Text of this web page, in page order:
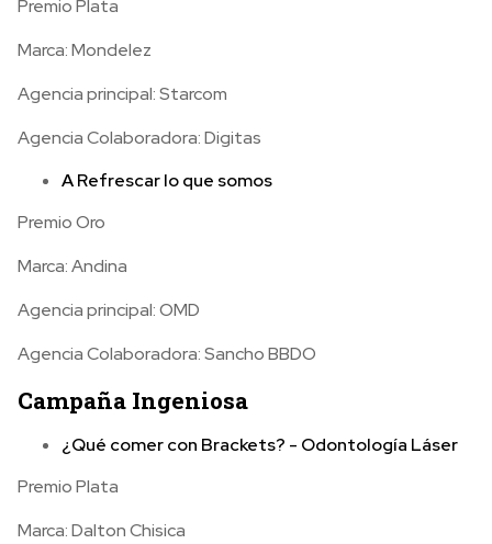
Premio Plata
Marca: Mondelez
Agencia principal: Starcom
Agencia Colaboradora: Digitas
A Refrescar lo que somos
Premio Oro
Marca: Andina
Agencia principal: OMD
Agencia Colaboradora: Sancho BBDO
Campaña Ingeniosa
¿Qué comer con Brackets? - Odontología Láser
Premio Plata
Marca: Dalton Chisica